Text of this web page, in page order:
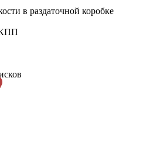
в раздаточной коробке